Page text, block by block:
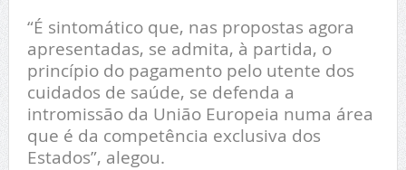
“É sintomático que, nas propostas agora
apresentadas, se admita, à partida, o
princípio do pagamento pelo utente dos
cuidados de saúde, se defenda a
intromissão da União Europeia numa área
que é da competência exclusiva dos
Estados”, alegou.